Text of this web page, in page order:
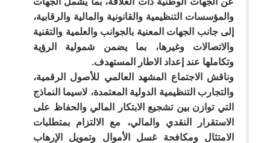
والمؤسسات التنظيمية والقانونية والمالية والرقابية،
إلى جانب الجهات المعنية بالجوانب والعلمية والتقنية
والاتصالات وغيرها، بما يضمن شمولية الرؤية
وتكاملها عند إعداد الاطار المستهدف.
وناقش الاجتماع المشهد العالمي للأصول الرقمية،
والتجارب التنظيمية الدولية المعتمدة، لاسيما النماذج
التي توازن بين تشجيع الابتكار المالي والحفاظ على
الاستقرار النقدي والمالي، مع الالتزام بمتطلبات
الامتثال ومكافحة غسل الأموال وتمويل الإرهاب